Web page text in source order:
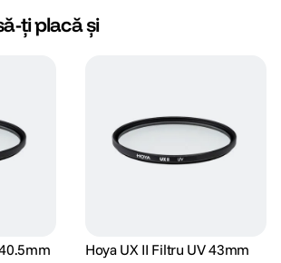
ți placă și
Hoya UX II Filtru UV 43mm